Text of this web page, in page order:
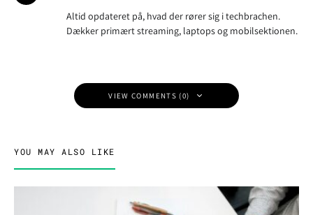
Altid opdateret på, hvad der rører sig i techbrachen.
Dækker primært streaming, laptops og mobilsektionen.
VIEW COMMENTS (0)
YOU MAY ALSO LIKE